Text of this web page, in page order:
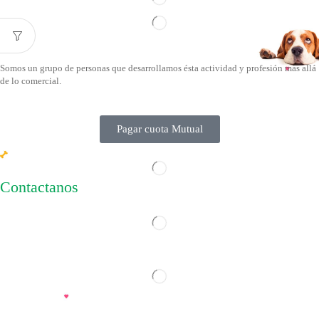
Somos un grupo de personas que desarrollamos ésta actividad y profesión más allá
de lo comercial.
Pagar cuota Mutual
Contactanos